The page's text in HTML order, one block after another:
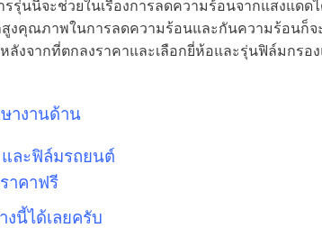
รุ่นนี้จะช่วยในเรื่องการลดความร้อนจากแสงแด
คุณภาพในการลดความร้อนและกันความร้อนก็จ
งจากที่ตกลงราคาและเลือกยี่ห้อและรุ่นฟิล์มกรอ
างานด้าน
ละฟิล์มรถยนต์
าคาฟรี
นี้ได้เลยครับ